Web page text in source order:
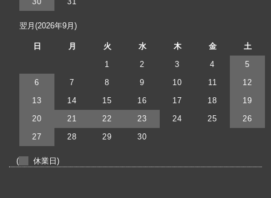
翌月(2026年9月)
日 月 火 水 木 金
土
1
2 3 4
5
6
7 8 9 10 11
12
13
14 15 16 17 18
19
20
21 22 23 24 25
26
27
28 29 30
( 休業日)